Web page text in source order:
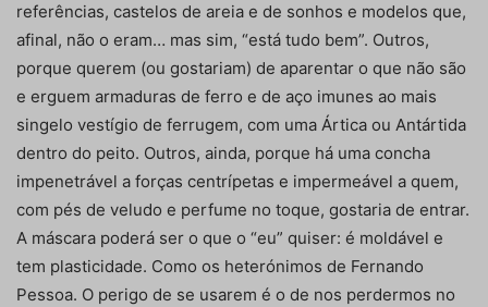
referências, castelos de areia e de sonhos e modelos que,
afinal, não o eram… mas sim, “está tudo bem”. Outros,
porque querem (ou gostariam) de aparentar o que não são
e erguem armaduras de ferro e de aço imunes ao mais
singelo vestígio de ferrugem, com uma Ártica ou Antártida
dentro do peito. Outros, ainda, porque há uma concha
impenetrável a forças centrípetas e impermeável a quem,
com pés de veludo e perfume no toque, gostaria de entrar.
A máscara poderá ser o que o “eu” quiser: é moldável e
tem plasticidade. Como os heterónimos de Fernando
Pessoa. O perigo de se usarem é o de nos perdermos no